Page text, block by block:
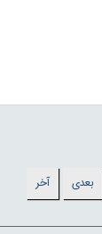
بعدی آخر